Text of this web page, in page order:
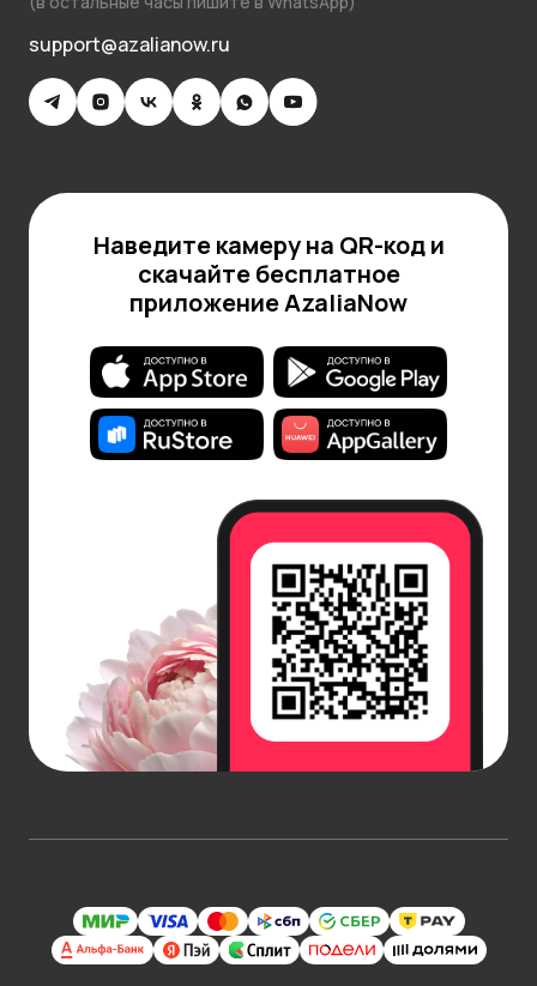
support@azalianow.ru
Наведите камеру на QR-код и
скачайте бесплатное
приложение AzaliaNow